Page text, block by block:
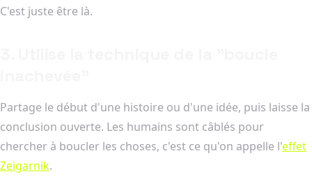
C'est juste être là.
Partage le début d'une histoire ou d'une idée, puis laisse la
conclusion ouverte. Les humains sont câblés pour
chercher à boucler les choses, c'est ce qu'on appelle l'effet
Zeigarnik.